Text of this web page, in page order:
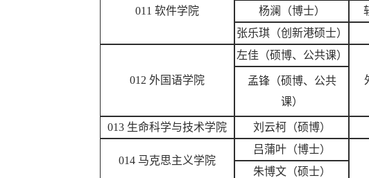
011 软件学院
杨澜（博士）
张乐琪（创新港硕士）
012 外国语学院
左佳（硕博、公共课）
孟锋（硕博、公共
课）
013 生命科学与技术学院 刘云柯（硕博）
014 马克思主义学院
吕蒲叶（博士）
朱博文（硕士）